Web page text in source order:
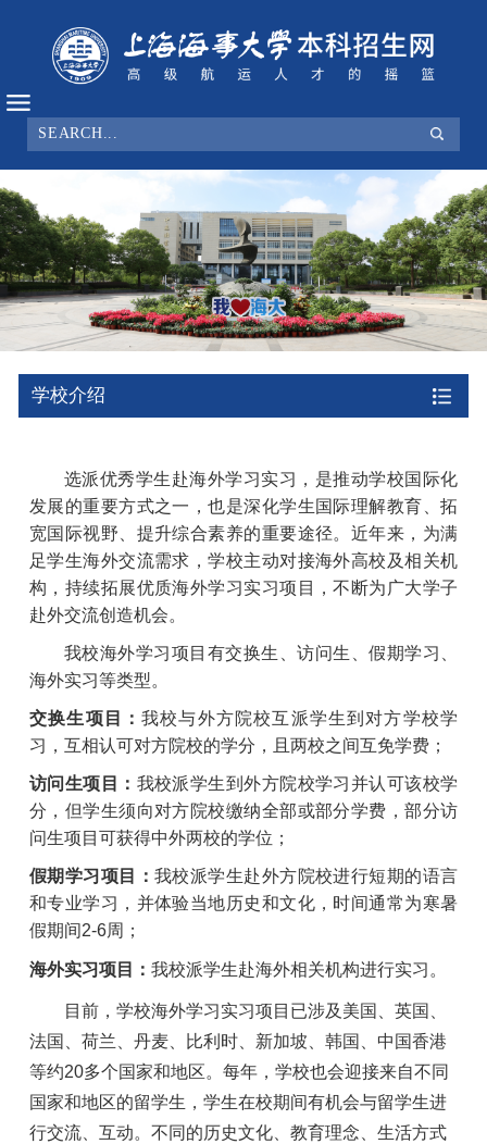
学校介绍
选派优秀学生赴海外学习实习，是推动学校国际化
发展的重要方式之一 ，也是深化学生国际理解教育、拓
宽国际视野、提升综合素养的重要途径。近年来，为满
足学生海外交流需求，学校主动对接海外高校及相关机
构，持续拓展优质海外学习实习项目，不断为广大学子
赴外交流创造机会。
我校海外学习项目有交换生、访问生、假期学习、
海外实习等类型。
交换生项目：我校与外方院校互派学生到对方学校学
习，互相认可对方院校的学分，且两校之间互免学费；
访问生项目： 我校派学生到外方院校学习并认可该校学
分，但学生须向对方院校缴纳全部或部分学费，部分访
问生项目可获得中外两校的学位；
假期学习项目：我校派学生赴外方院校进行短期的语言
和专业学习，并体验当地历史和文化，时间通常为寒暑
假期间2-6周；
海外实习项目： 我校派学生赴海外相关机构进行实习。
目前，学校海外学习实习项目已涉及美国、英国、
法国、荷兰、丹麦、比利时、新加坡、 韩国、中国香港
等约20多个国家和地区。每年，学校也会迎接来自不同
国家和地区的留学生，学生在校期间有机会与留学生进
行交流、互动。不同的历史文化、教育理念、生活方式